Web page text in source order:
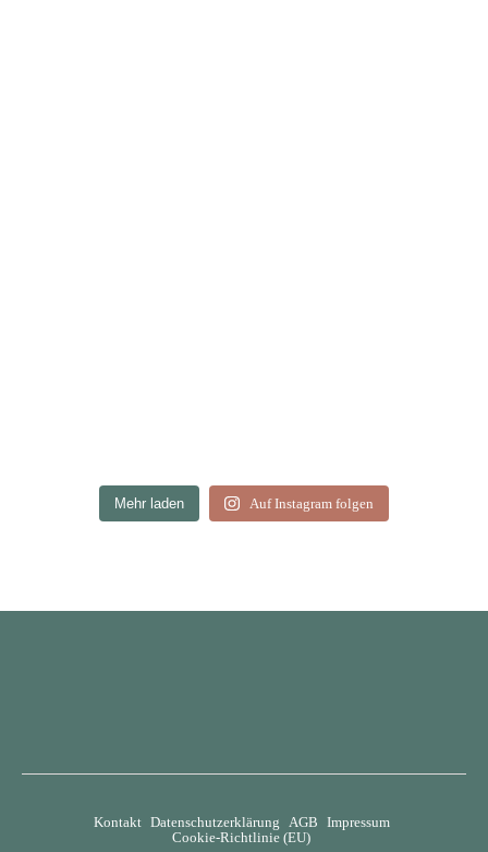
Mehr laden Auf Instagram folgen
Kontakt Datenschutzerklärung AGB Impressum
Cookie-Richtlinie (EU)